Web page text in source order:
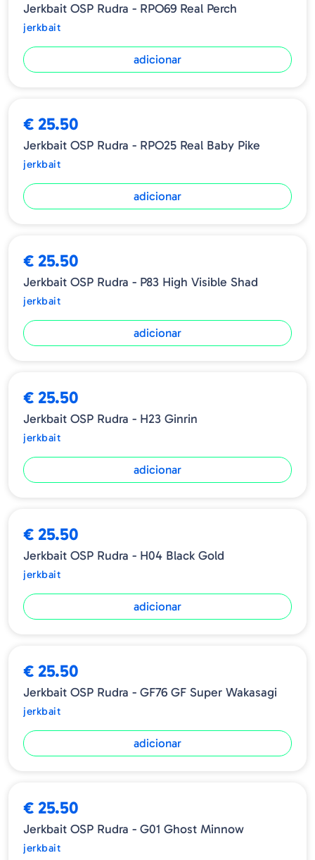
Jerkbait OSP Rudra - RPO69 Real Perch
jerkbait
adicionar
€ 25.50
Jerkbait OSP Rudra - RPO25 Real Baby Pike
jerkbait
adicionar
€ 25.50
Jerkbait OSP Rudra - P83 High Visible Shad
jerkbait
adicionar
€ 25.50
Jerkbait OSP Rudra - H23 Ginrin
jerkbait
adicionar
€ 25.50
Jerkbait OSP Rudra - H04 Black Gold
jerkbait
adicionar
€ 25.50
Jerkbait OSP Rudra - GF76 GF Super Wakasagi
jerkbait
adicionar
€ 25.50
Jerkbait OSP Rudra - G01 Ghost Minnow
jerkbait